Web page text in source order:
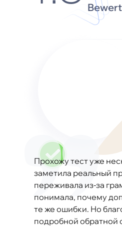
Прохожу тест уже
заметила реальный
переживала из-за
понимала, почему
те же ошибки. Но
подробной обратной